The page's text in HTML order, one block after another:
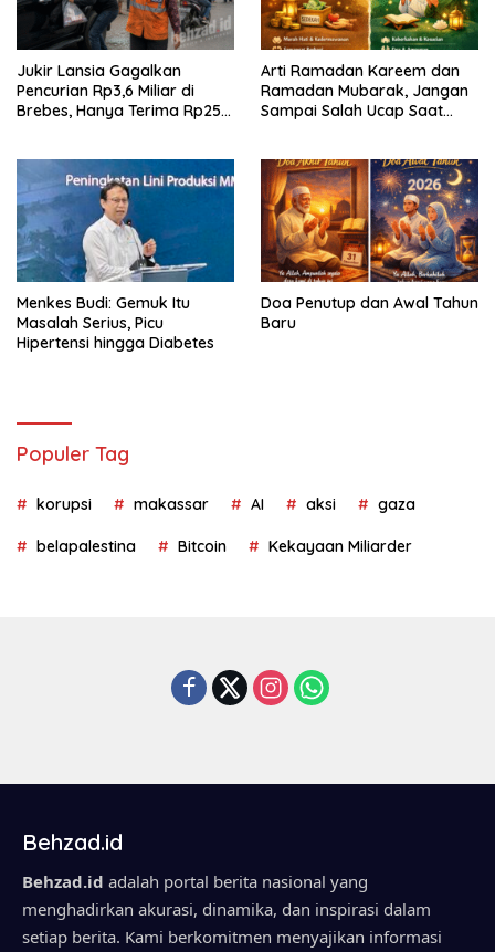
Jukir Lansia Gagalkan
Pencurian Rp3,6 Miliar di
Brebes, Hanya Terima Rp25
Arti Ramadan Kareem dan
Ramadan Mubarak, Jangan
Sampai Salah Ucap Saat
Menkes Budi: Gemuk Itu
Masalah Serius, Picu
Hipertensi hingga Diabetes
Doa Penutup dan Awal Tahun
Baru
Populer Tag
korupsi makassar AI aksi gaza
belapalestina Bitcoin Kekayaan Miliarder
Behzad.id
Behzad.id adalah portal berita nasional yang
menghadirkan akurasi, dinamika, dan inspirasi dalam
setiap berita. Kami berkomitmen menyajikan informasi